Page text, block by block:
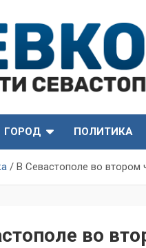
—
ГОРОД ПОЛИТИКА
В Севастополе во втором
во